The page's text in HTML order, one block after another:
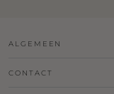
ALGEMEEN
CONTACT